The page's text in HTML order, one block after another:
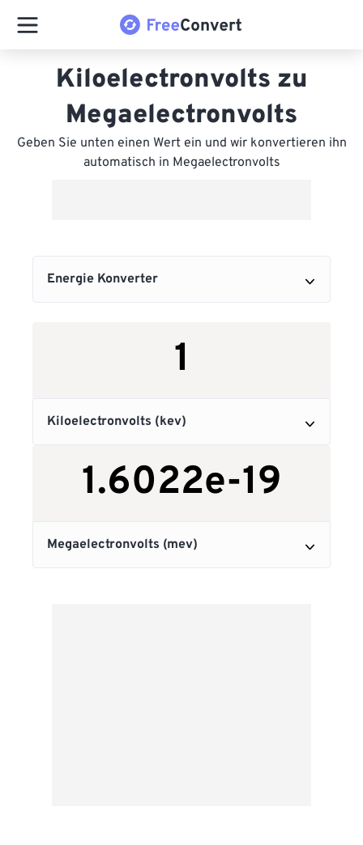
Kiloelectronvolts zu
Megaelectronvolts
Geben Sie unten einen Wert ein und wir konvertieren ihn
automatisch in Megaelectronvolts